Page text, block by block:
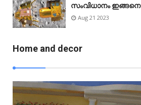
സംവിധാനം ഇങ്ങനെ
Aug 21 2023
Home and decor